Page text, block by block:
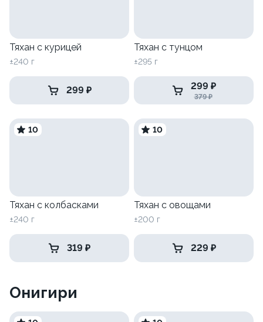
Тяхан с курицей
±240 г
299 ₽
Тяхан с тунцом
±295 г
299 ₽
379 ₽
10
Тяхан с колбасками
±240 г
319 ₽
10
Тяхан с овощами
±200 г
229 ₽
Онигири